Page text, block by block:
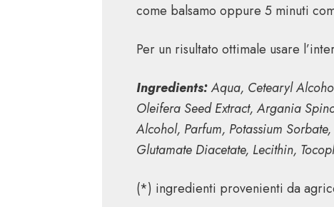
come balsamo oppure 5 minuti
Per un risultato ottimale usare
Ingredients:Aqua, Cetearyl
Oleifera Seed Extract, Argania
Alcohol, Parfum, Potassium
Glutamate Diacetate, Lecithin,
(*) ingredienti provenienti da